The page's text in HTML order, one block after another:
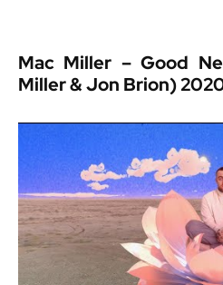
Mac Miller – Good
Miller & Jon Brion)